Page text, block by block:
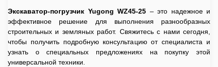
Экскаватор-погрузчик Yugong WZ45-25 – это надежное и
эффективное решение для выполнения разнообразных
строительных и земляных работ. Свяжитесь с нами сегодня,
чтобы получить подробную консультацию от специалиста и
узнать о специальных предложениях на покупку этой
универсальной техники.